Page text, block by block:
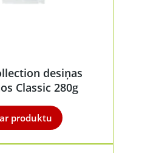
desiņas
Classic 280g
produktu